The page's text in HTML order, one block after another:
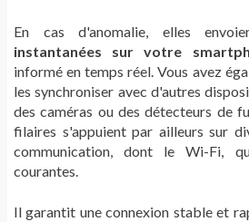
En cas d'anomalie, elles
instantanées sur votre
informé en temps réel. Vous avez
les synchroniser avec d'autres
des caméras ou des détecteurs de
filaires s'appuient par ailleurs sur
communication, dont le Wi-Fi,
courantes.
Il garantit une connexion stable et